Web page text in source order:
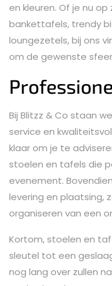
en kleuren. Of je nu
bankettafels, trendy
loungezetels, bij ons
om de gewenste
Bij Blitzz & Co staan
service en
klaar om je te
stoelen en tafels die
evenement.
levering en plaatsing,
organiseren van een
Kortom, stoelen en
sleutel tot een
nog lang over zullen